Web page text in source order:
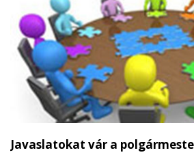
Javaslatokat vár a